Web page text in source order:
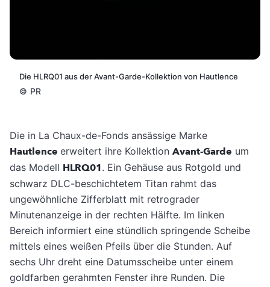
Die HLRQ01 aus der Avant-Garde-Kollektion von Hautlence
© PR
Die in La Chaux-de-Fonds ansässige Marke
Hautlence erweitert ihre Kollektion Avant-Garde um
das Modell HLRQ01. Ein Gehäuse aus Rotgold und
schwarz DLC-beschichtetem Titan rahmt das
ungewöhnliche Zifferblatt mit retrograder
Minutenanzeige in der rechten Hälfte. Im linken
Bereich informiert eine stündlich springende Scheibe
mittels eines weißen Pfeils über die Stunden. Auf
sechs Uhr dreht eine Datumsscheibe unter einem
goldfarben gerahmten Fenster ihre Runden. Die